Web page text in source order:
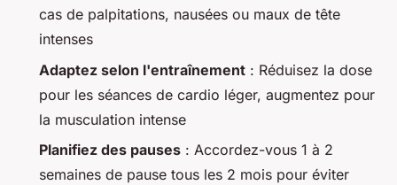
cas de palpitations, nausées ou maux de tête
intenses
Adaptez selon l'entraînement : Réduisez la dose
pour les séances de cardio léger, augmentez pour
la musculation intense
Planifiez des pauses : Accordez-vous 1 à 2
semaines de pause tous les 2 mois pour éviter